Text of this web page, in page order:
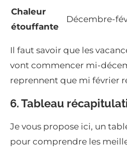
Chaleur
étouffante
Décembre-
Il faut savoir que les
vont commencer mi-
reprennent que mi février
6. Tableau
Je vous propose ici, un
pour comprendre les